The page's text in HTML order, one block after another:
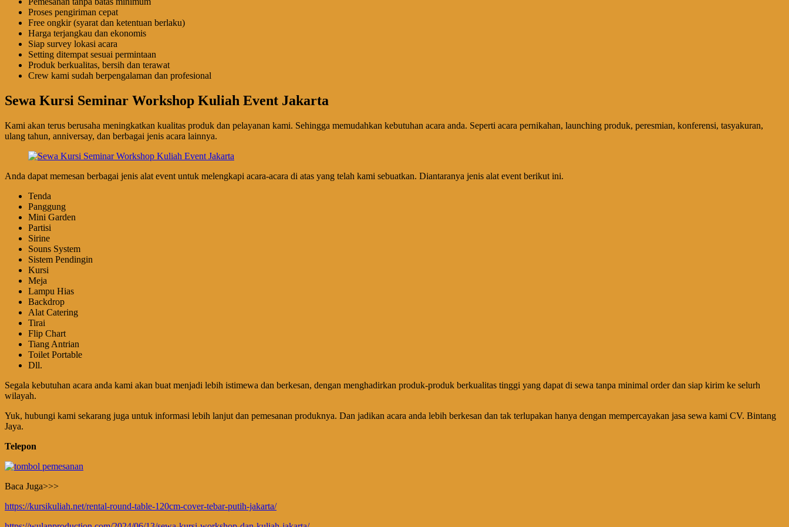
Proses pengiriman cepat
Free ongkir (syarat dan ketentuan berlaku)
Harga terjangkau dan ekonomis
Siap survey lokasi acara
Setting ditempat sesuai permintaan
Produk berkualitas, bersih dan terawat
Crew kami sudah berpengalaman dan profesional
Sewa Kursi Seminar Workshop Kuliah Event Jakarta
Kami akan terus berusaha meningkatkan kualitas produk dan pelayanan kami. Sehingga memudahkan kebutuhan acara anda. Seperti acara pernikahan, launching produk, peresmian, konferensi, tasyakuran,
ulang tahun, anniversay, dan berbagai jenis acara lainnya.
Anda dapat memesan berbagai jenis alat event untuk melengkapi acara-acara di atas yang telah kami sebuatkan. Diantaranya jenis alat event berikut ini.
Tenda
Panggung
Mini Garden
Partisi
Sirine
Souns System
Sistem Pendingin
Kursi
Meja
Lampu Hias
Backdrop
Alat Catering
Tirai
Flip Chart
Tiang Antrian
Toilet Portable
Dll.
Segala kebutuhan acara anda kami akan buat menjadi lebih istimewa dan berkesan, dengan menghadirkan produk-produk berkualitas tinggi yang dapat di sewa tanpa minimal order dan siap kirim ke selurh
wilayah.
Yuk, hubungi kami sekarang juga untuk informasi lebih lanjut dan pemesanan produknya. Dan jadikan acara anda lebih berkesan dan tak terlupakan hanya dengan mempercayakan jasa sewa kami CV. Bintang
Jaya.
Telepon
Baca Juga>>>
https://kursikuliah.net/rental-round-table-120cm-cover-tebar-putih-jakarta/